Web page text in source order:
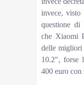
invece, visto
questione di
che Xiaomi
delle migliori
10.2", forse
400 euro con